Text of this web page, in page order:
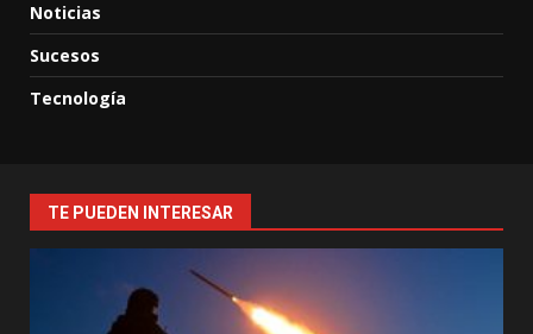
Noticias
Sucesos
Tecnología
TE PUEDEN INTERESAR